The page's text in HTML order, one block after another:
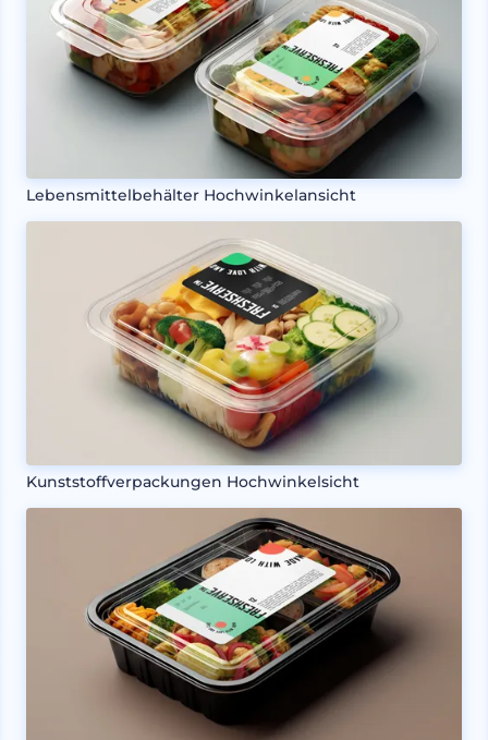
Lebensmittelbehälter Hochwinkelansicht
Kunststoffverpackungen Hochwinkelsicht